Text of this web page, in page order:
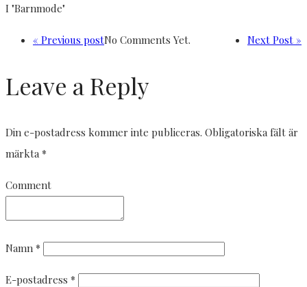
I "Barnmode"
« Previous post Next Post »
No Comments Yet.
Leave a Reply
Din e-postadress kommer inte publiceras. Obligatoriska fält är
märkta *
Comment
Namn *
E-postadress *